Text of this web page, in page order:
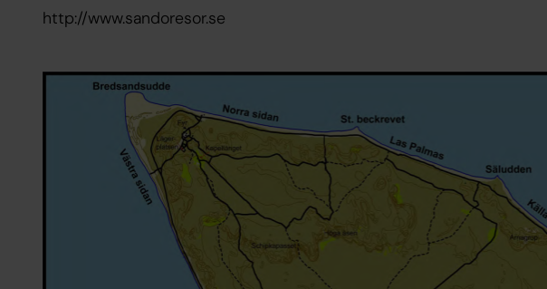
http://www.sandoresor.se